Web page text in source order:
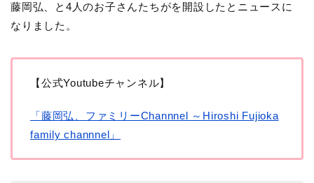
藤岡弘、と4人のお子さんたちがを開設したとニュースに
なりました。
【公式Youtubeチャンネル】
「藤岡弘、ファミリーChannnel ～Hiroshi Fujioka
family channnel」